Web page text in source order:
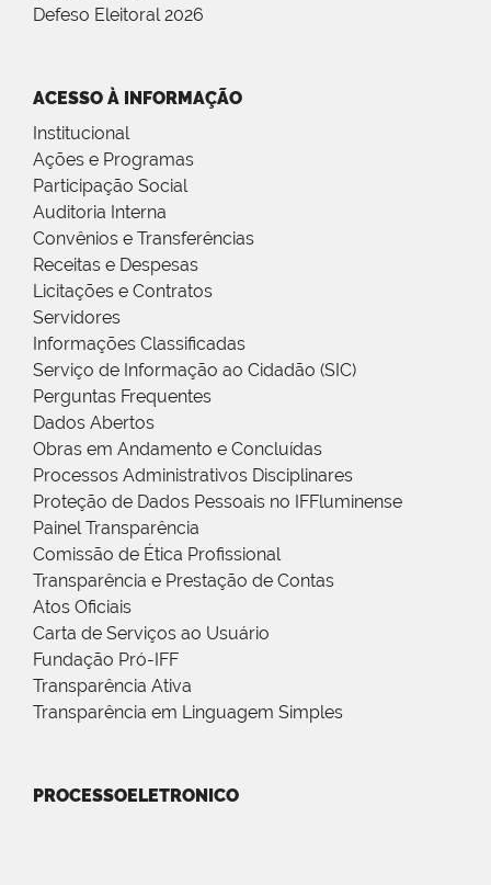
Defeso Eleitoral 2026
ACESSO À INFORMAÇÃO
Institucional
Ações e Programas
Participação Social
Auditoria Interna
Convênios e Transferências
Receitas e Despesas
Licitações e Contratos
Servidores
Informações Classificadas
Serviço de Informação ao Cidadão (SIC)
Perguntas Frequentes
Dados Abertos
Obras em Andamento e Concluídas
Processos Administrativos Disciplinares
Proteção de Dados Pessoais no IFFluminense
Painel Transparência
Comissão de Ética Profissional
Transparência e Prestação de Contas
Atos Oficiais
Carta de Serviços ao Usuário
Fundação Pró-IFF
Transparência Ativa
Transparência em Linguagem Simples
PROCESSOELETRONICO